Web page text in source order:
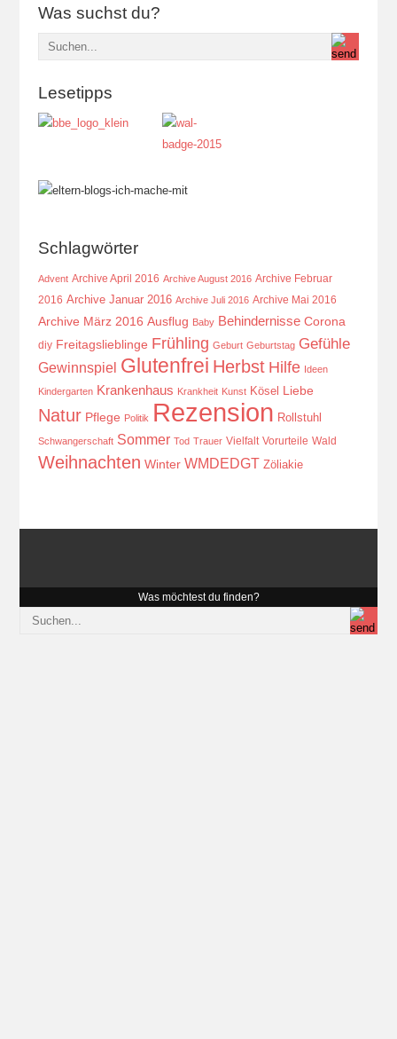
Was suchst du?
Lesetipps
Schlagwörter
Advent Archive April 2016 Archive August 2016 Archive Februar
2016 Archive Januar 2016 Archive Juli 2016 Archive Mai 2016
Archive März 2016 Ausflug Baby Behindernisse Corona
diy Freitagslieblinge Frühling Geburt Geburtstag Gefühle
Gewinnspiel Glutenfrei Herbst Hilfe Ideen
Kindergarten Krankenhaus Krankheit Kunst Kösel Liebe
Natur Pflege Politik Rezension Rollstuhl
Schwangerschaft Sommer Tod Trauer Vielfalt Vorurteile Wald
Weihnachten Winter WMDEDGT Zöliakie
Was möchtest du finden?